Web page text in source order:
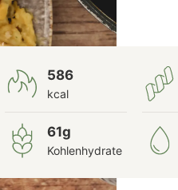
586
kcal
61g
Kohlenhydrate